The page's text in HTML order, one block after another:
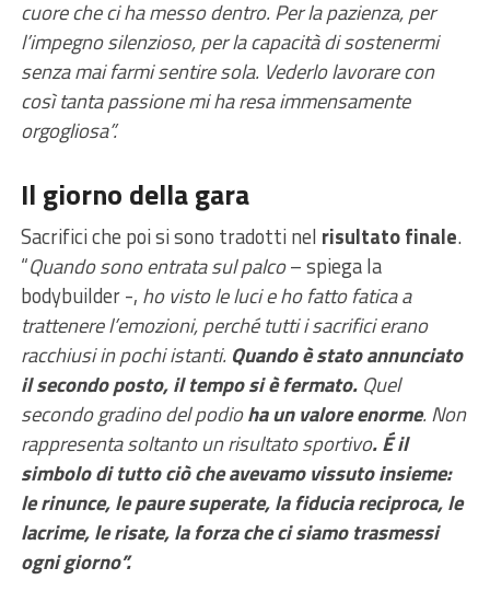
cuore che ci ha messo dentro. Per la pazienza, per
l’impegno silenzioso, per la capacità di sostenermi
senza mai farmi sentire sola. Vederlo lavorare con
così tanta passione mi ha resa immensamente
orgogliosa”.
Il giorno della gara
Sacrifici che poi si sono tradotti nel risultato finale.
“Quando sono entrata sul palco– spiega la
bodybuilder -, ho visto le luci e ho fatto fatica a
trattenere l’emozioni, perché tutti i sacrifici erano
racchiusi in pochi istanti. Quando è stato annunciato
il secondo posto, il tempo si è fermato.Quel
secondo gradino del podioha un valore enorme. Non
rappresenta soltanto un risultato sportivo. É il
simbolo di tutto ciò che avevamo vissuto insieme:
le rinunce, le paure superate, la fiducia reciproca, le
lacrime, le risate, la forza che ci siamo trasmessi
ogni giorno”.